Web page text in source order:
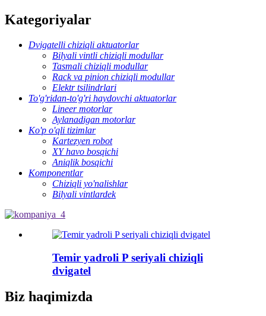
Kategoriyalar
Dvigatelli chiziqli aktuatorlar
Bilyali vintli chiziqli modullar
Tasmali chiziqli modullar
Rack va pinion chiziqli modullar
Elektr tsilindrlari
To'g'ridan-to'g'ri haydovchi aktuatorlar
Lineer motorlar
Aylanadigan motorlar
Ko'p o'qli tizimlar
Kartezyen robot
XY havo bosqichi
Aniqlik bosqichi
Komponentlar
Chiziqli yo'nalishlar
Bilyali vintlardek
Temir yadroli P seriyali chiziqli
dvigatel
Biz haqimizda